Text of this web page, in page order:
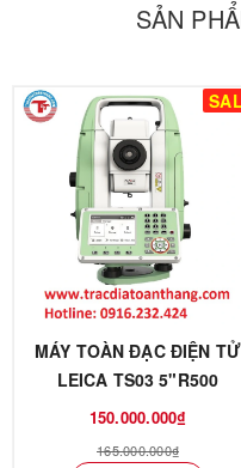
SẢN
MÁY TOÀN ĐẠC ĐIỆN TỬ
LEICA TS03 5"R500
150.000.000₫
165.000.000₫